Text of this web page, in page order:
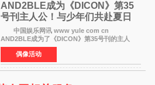
AND2BLE成为《DICON》第35
号刊主人公！与少年们共赴夏日
之约
中国娱乐网讯 www yule com cn
AND2BLE成为了《DICON》第35号刊的主人
公，本期标题为And The Summer。作为出道后
首次担任杂志画报主角的完整体，AND2BLE用清
澈的少年感与全新的夏天相遇了
偶像活动